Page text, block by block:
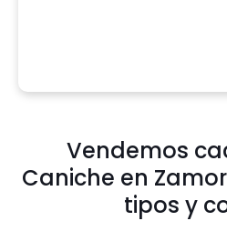
Vendemos
Caniche en
tipos y